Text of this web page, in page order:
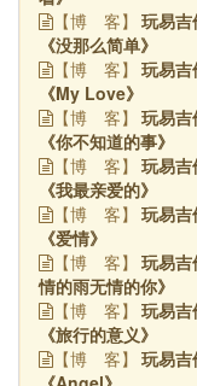
【博 客】
玩易
《没那么简单》
【博 客】
玩易
《My Love》
【博 客】
玩易
《你不知道的事》
【博 客】
玩易
《我最亲爱的》
【博 客】
玩易
《爱情》
【博 客】
玩易
情的雨无情的你》
【博 客】
玩易
《旅行的意义》
【博 客】
玩易